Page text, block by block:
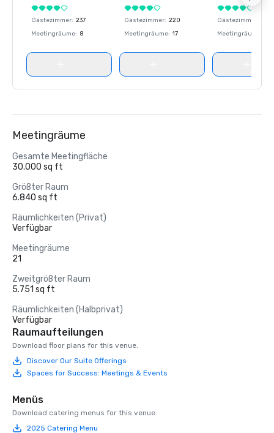
Gästezimmer: 237
Meetingräume: 8
Gästezimmer: 220
Meetingräume: 17
Gästezimmer
Meetingräume
Meetingräume
Gesamte Meetingfläche
30.000 sq ft
Größter Raum
6.840 sq ft
Räumlichkeiten (Privat)
Verfügbar
Meetingräume
21
Zweitgrößter Raum
5.751 sq ft
Räumlichkeiten (Halbprivat)
Verfügbar
Raumaufteilungen
Download floor plans for this venue.
Discover Our Suite Offerings
Spaces for Success: Meetings & Events
Menüs
Download catering menus for this venue.
2025 Catering Menu